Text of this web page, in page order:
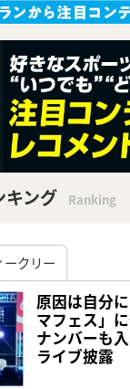
キング Ranking
ークリー
原因は自分
マフェス」
ナンバーも
ライブ披露